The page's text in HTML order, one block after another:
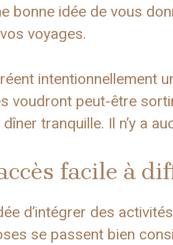
bonne idée de vous
voyages.
intentionnellement
voudront peut-être
tranquille. Il n’y a
facile à
d’intégrer des
se passent bien